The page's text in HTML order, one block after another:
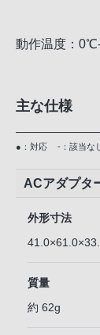
動作温度：
主な仕様
●：対応 -：該当な
ACアダプタ
外形寸法
質量
約 62g